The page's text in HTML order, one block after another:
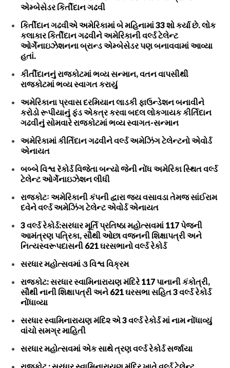
એમ્બેસેડર કિર્તીદાન ગઢવી
કિર્તીદાન ગઢવીએ અમેરિકામાં બે મહિનામાં 33 શો કર્યા છે. લોક
કલાકાર કિર્તીદાન ગઢવીને અમેરિકાની વર્લ્ડ ટેલેન્ટ
ઓર્ગેનાઇઝેશનના બ્રાન્ડ એમ્બેસેડર પણ બનાવવામાં આવ્યા
હતાં.
કીર્તીદાનનું રાજકોટમાં ભવ્ય સન્માન, વતન વાપસીથી
રાજકોટમાં ભવ્ય સ્વાગત કરાયું
અમેરિકાના પ્રવાસ દરમિયાન લાડકી ફાઉન્ડેશન બનાવીને
કરોડો રૂપીયાનું ફંડ એકત્ર કરવા બદલ લોકગાયક કીર્તિદાન
ગઢવીનું સોમવારે રાજકોટમાં ભવ્ય સ્વાગત-સન્માન
અમેરિકામાં કીર્તિદાન ગઢવીને વર્લ્ડ અમેઝિંગ ટેલેન્ટનો એવોર્ડ
એનાયત
બબ્બે વિશ્વ રૅકોર્ડ વિજેતા બન્યો જેની નોંધ અમેરિકા સ્થિત વર્લ્ડ
ટેલેન્ટ ઓર્ગેનાઇઝેશન લીધી
રાજકોટઃ અમેરિકાની કંપની દ્વારા જય વસાવડા તેમજ સાંઈરામ
દવેને વર્લ્ડ અમેઝિંગ ટેલેન્ટ એવોર્ડ એનાયત
3 વર્લ્ડ રેકોર્ડ:સરધાર મૂર્તિ પ્રતિષ્ઠા મહોત્સવમાં 117 પેજની
આમંત્રણ પત્રિકા, સૌથી ઓછા વજનની શિક્ષાપત્રી અને
નિત્યસ્વરૂપદાસની 621 ઘરસભાનો વર્લ્ડ રેકોર્ડ
સરધાર મહોત્સવમાં ૩ વિશ્વ વિક્રમ
રાજકોટ: સરધાર સ્વામિનારાયણ મંદિરે 117 પાનાની કંકોત્રી,
સૌથી નાની શિક્ષાપત્રી અને 621 ઘરસભા સહિત 3 વર્લ્ડ રેકોર્ડ
નોંધાવ્યા
સરધાર સ્વામિનારાયણ મંદિ૨ એ 3 વર્લ્ડ રેકોર્ડ માં નામ નોંધાવ્યું
વાંચો સમગ્ર માહિતી
સરધાર મહોત્સવમાં એક સાથે ત્રણ વર્લ્ડ રેકોર્ડ સર્જાયા